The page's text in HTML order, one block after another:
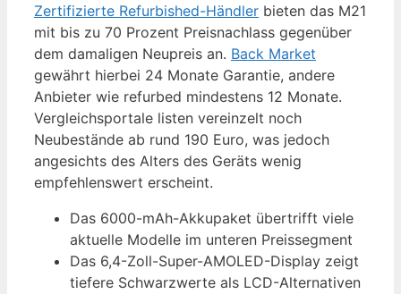
Zertifizierte Refurbished-Händler bieten das M21
mit bis zu 70 Prozent Preisnachlass gegenüber
dem damaligen Neupreis an. Back Market
gewährt hierbei 24 Monate Garantie, andere
Anbieter wie refurbed mindestens 12 Monate.
Vergleichsportale listen vereinzelt noch
Neubestände ab rund 190 Euro, was jedoch
angesichts des Alters des Geräts wenig
empfehlenswert erscheint.
Das 6000-mAh-Akkupaket übertrifft viele
aktuelle Modelle im unteren Preissegment
Das 6,4-Zoll-Super-AMOLED-Display zeigt
tiefere Schwarzwerte als LCD-Alternativen